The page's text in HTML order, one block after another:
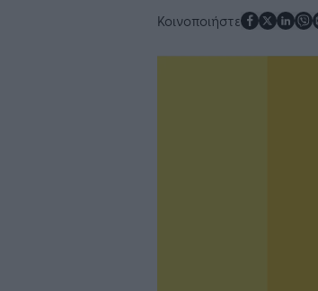
Κοινοποιήστε